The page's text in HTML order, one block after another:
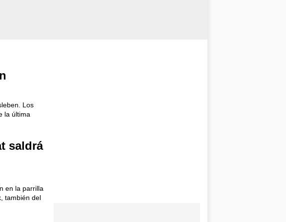
Los
la última
saldrá
en la parrilla
también del